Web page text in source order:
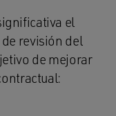
el
revisión del
de mejorar